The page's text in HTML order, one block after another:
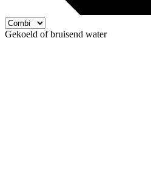
Gekoeld of bruisend water